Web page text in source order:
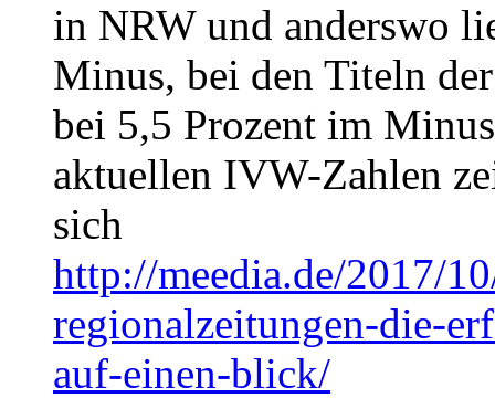
in NRW und anderswo
Minus, bei den Titeln
bei 5,5 Prozent im
aktuellen IVW-Zahlen
sich
http://meedia.de/2017/
regionalzeitungen-die-
auf-einen-blick/